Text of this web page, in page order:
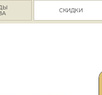
СКИДКИ